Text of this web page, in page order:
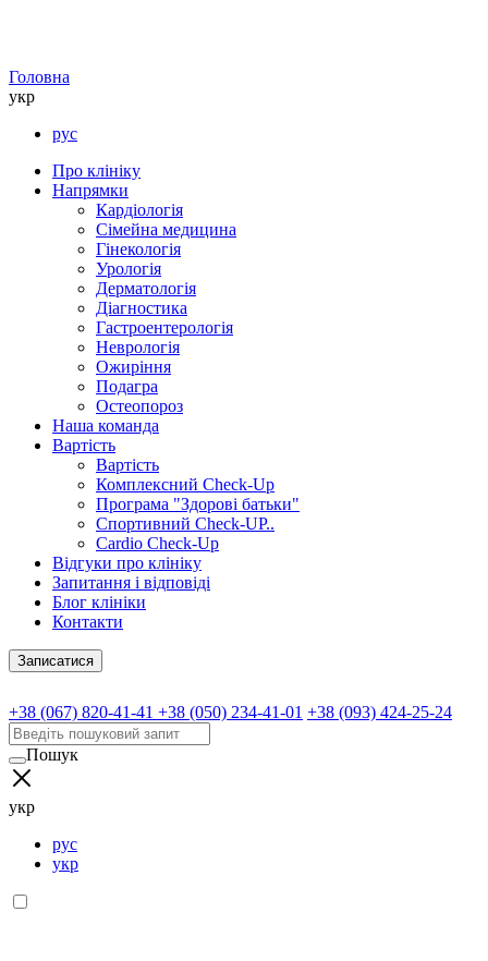
Головна
укр
рус
Про клініку
Напрямки
Кардіологія
Сімейна медицина
Гінекологія
Урологія
Дерматологія
Діагностика
Гастроентерологія
Неврологія
Ожиріння
Подагра
Остеопороз
Наша команда
Вартість
Вартість
Комплексний Check-Up
Програма "Здорові батьки"
Спортивний Check-UP..
Cardio Check-Up
Відгуки про клініку
Запитання і відповіді
Блог клініки
Контакти
Записатися
+38 (067) 820-41-41 +38 (050) 234-41-01 +38 (093) 424-25-24
Пошук
укр
рус
укр